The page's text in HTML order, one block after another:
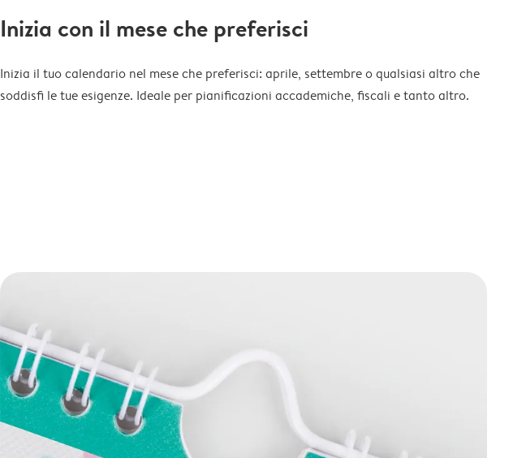
Inizia con il mese che preferisci
Inizia il tuo calendario nel mese che preferisci: aprile, settembre o qualsiasi altro che
soddisfi le tue esigenze. Ideale per pianificazioni accademiche, fiscali e tanto altro.